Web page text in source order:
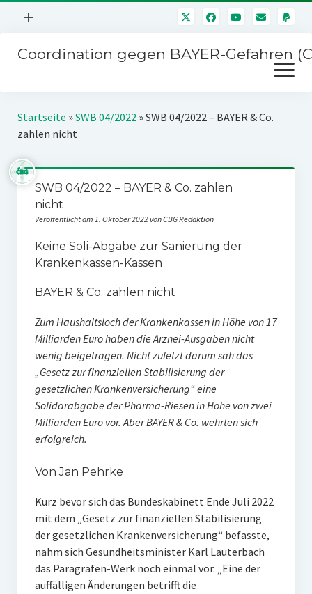
Menü
+
Mitmachen
Über uns
Kontakt
Impressum
Störfälle
Coordination gegen BAYER-Gefahren
Menü
öffnen
Kampagnen
Stichwort BAYER
Jahrestagung
Startseite »SWB 04/2022»SWB 04/2022 – BAYER & Co.
zahlen nicht
SWB 04/2022 – BAYER & Co. zahlen
nicht
Veröffentlicht am 1. Oktober 2022 von CBG Redaktion
Keine Soli-Abgabe zur Sanierung der
Krankenkassen-Kassen
BAYER & Co. zahlen nicht
Zum Haushaltsloch der Krankenkassen in Höhe von 17
Milliarden Euro haben die Arznei-Ausgaben nicht
wenig beigetragen. Nicht zuletzt darum sah das
„Gesetz zur finanziellen Stabilisierung der
gesetzlichen Krankenversicherung“ eine
Solidarabgabe der Pharma-Riesen in Höhe von zwei
Milliarden Euro vor. Aber BAYER & Co. wehrten sich
erfolgreich.
Von Jan Pehrke
Kurz bevor sich das Bundeskabinett Ende Juli 2022
mit dem „Gesetz zur finanziellen Stabilisierung
der gesetzlichen Krankenversicherung“ befasste,
nahm sich Gesundheitsminister Karl Lauterbach
das Paragrafen-Werk noch einmal vor. „Eine der
auffälligen Änderungen betrifft die